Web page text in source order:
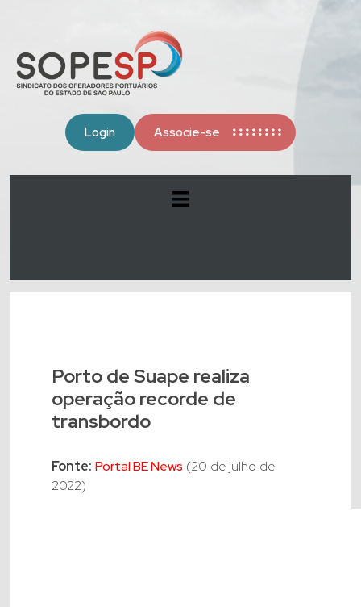
Login Associe-se
Porto de Suape realiza
operação recorde de
transbordo
Fonte: Portal BE News (20 de julho de
2022)